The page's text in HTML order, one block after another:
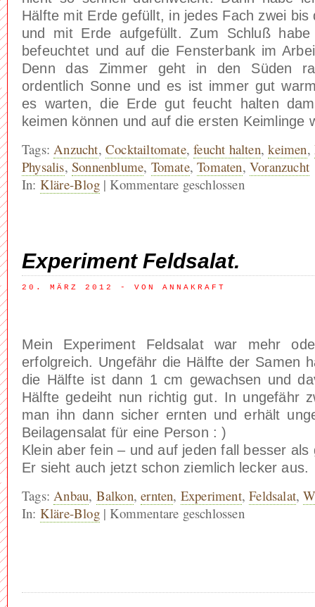
Hälfte mit Erde gefüllt, in jedes Fach zwei bis
und mit Erde aufgefüllt. Zum Schluß
befeuchtet und auf die Fensterbank im
Denn das Zimmer geht in den Süden
ordentlich Sonne und es ist immer gut
es warten, die Erde gut feucht halten
keimen können und auf die ersten Keimlinge
Tags: Anzucht,Cocktailtomate,feucht halten,keimen,
Physalis,Sonnenblume, Tomate,Tomaten,Voranzucht
In: Kläre-Blog| Kommentare geschlossen
Experiment Feldsalat.
20. MÄRZ 2012 - VON ANNAKRAFT
Mein Experiment Feldsalat war mehr
erfolgreich. Ungefähr die Hälfte der Samen
die Hälfte ist dann 1 cm gewachsen und
Hälfte gedeiht nun richtig gut. In ungefähr
man ihn dann sicher ernten und erhält
Beilagensalat für eine Person : )
Klein aber fein – und auf jeden fall besser als
Er sieht auch jetzt schon ziemlich lecker aus.
Tags:Anbau, Balkon,ernten, Experiment,Feldsalat,
In: Kläre-Blog| Kommentare geschlossen